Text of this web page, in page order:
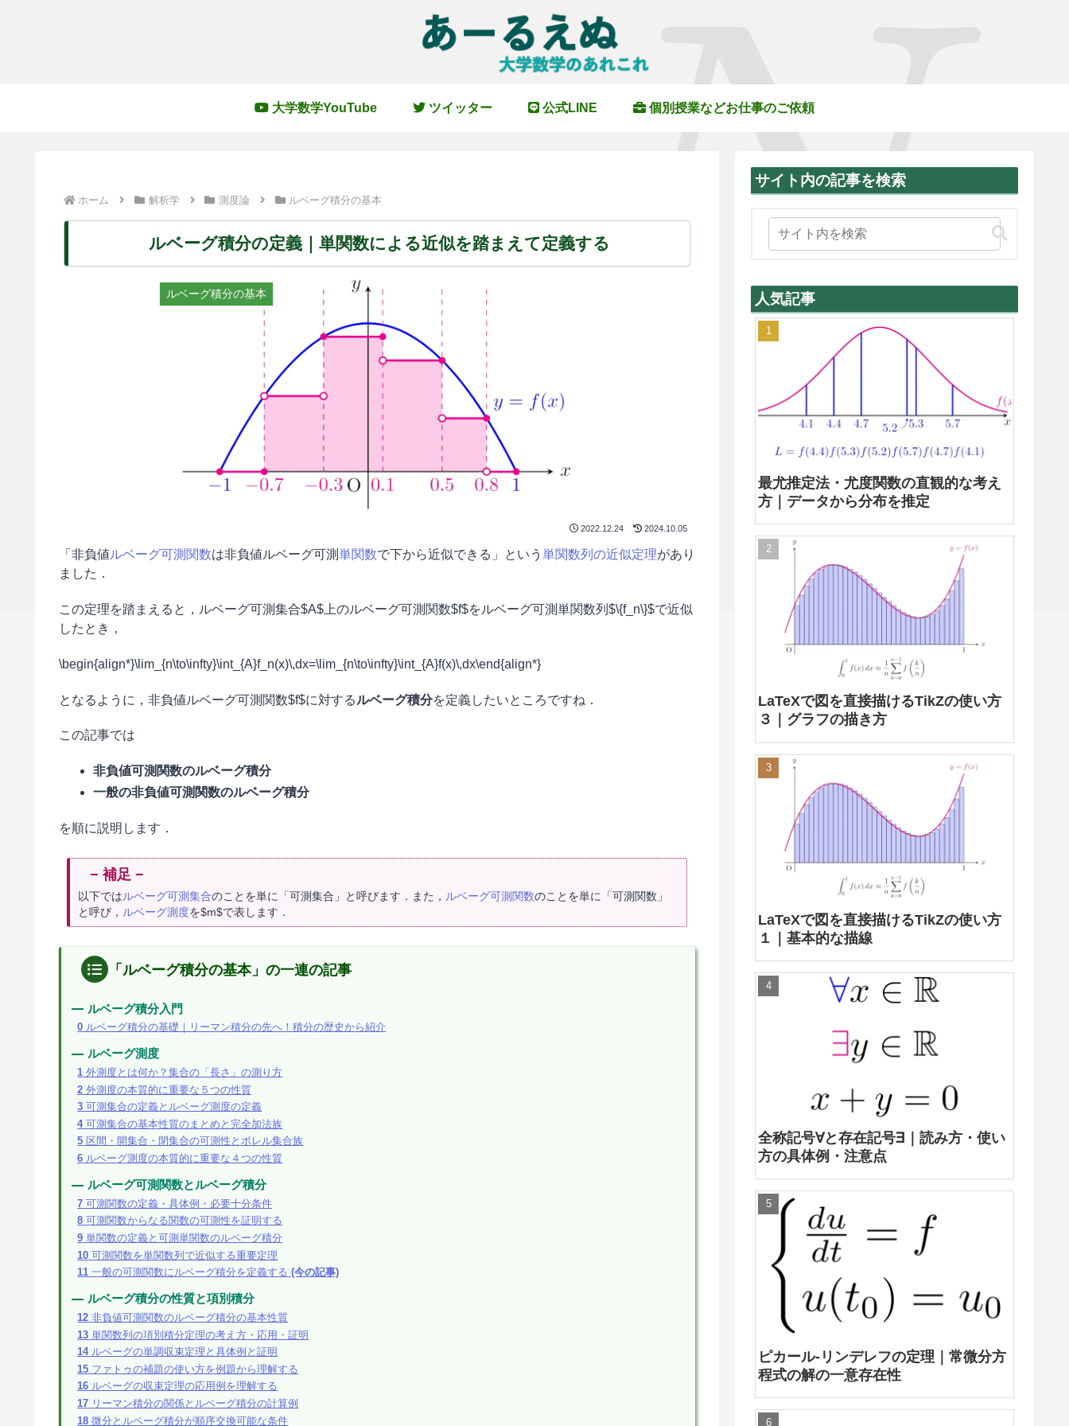
大学数学YouTube ツイッター 公式LINE 個別授業などお仕事のご依頼
ホーム 解析学 測度論 ルベーグ積分の基本
ルベーグ積分の定義｜単関数による近似を踏まえて定義する
ルベーグ積分の基本
2022.12.24 2024.10.05
「非負値ルベーグ可測関数は非負値ルベーグ可測単関数で下から近似できる」という 単関数列の近似定理があり
ました．
この定理を踏まえると，ルベーグ可測集合$A$上のルベーグ可測関数$f$をルベーグ可測単関数列$\{f_n\}$で近似
したとき，
\begin{align*}\lim_{n\to\infty}\int_{A}f_n(x)\,dx=\lim_{n\to\infty}\int_{A}f(x)\,dx\end{align*}
となるように，非負値ルベーグ可測関数$f$に対するルベーグ積分を定義したいところですね．
この記事では
非負値可測関数のルベーグ積分
一般の非負値可測関数のルベーグ積分
を順に説明します．
以下ではルベーグ可測集合のことを単に「可測集合」と呼びます．また， ルベーグ可測関数のことを単に「可測関数」
と呼び， ルベーグ測度を$m$で表します．
「ルベーグ積分の基本」の一連の記事
ルベーグ積分入門
0 ルベーグ積分の基礎｜リーマン積分の先へ！積分の歴史から紹介
ルベーグ測度
1 外測度とは何か？集合の「長さ」の測り方
2 外測度の本質的に重要な５つの性質
3 可測集合の定義とルベーグ測度の定義
4可測集合の基本性質のまとめと完全加法族
5 区間・開集合・閉集合の可測性とボレル集合族
6 ルベーグ測度の本質的に重要な４つの性質
ルベーグ可測関数とルベーグ積分
7 可測関数の定義・具体例・必要十分条件
8 可測関数からなる関数の可測性を証明する
9 単関数の定義と可測単関数のルベーグ積分
10 可測関数を単関数列で近似する重要定理
11 一般の可測関数にルベーグ積分を定義する (今の記事)
ルベーグ積分の性質と項別積分
12 非負値可測関数のルベーグ積分の基本性質
13 単関数列の項別積分定理の考え方・応用・証明
14ルベーグの単調収束定理と具体例と証明
15 ファトゥの補題の使い方を例題から理解する
16 ルベーグの収束定理の応用例を理解する
17 リーマン積分の関係とルベーグ積分の計算例
18 微分とルベーグ積分が順序交換可能な条件
サイト内の記事を検索
人気記事
最尤推定法・尤度関数の直観的な考え
方｜データから分布を推定
LaTeXで図を直接描けるTikZの使い方
３｜グラフの描き方
LaTeXで図を直接描けるTikZの使い方
１｜基本的な描線
全称記号∀と存在記号∃｜読み方・使い
方の具体例・注意点
ピカール-リンデレフの定理｜常微分方
程式の解の一意存在性